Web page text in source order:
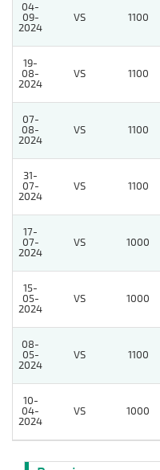
04-
09-
2024
VS 1100
19-
08-
2024
VS 1100
07-
08-
2024
VS 1100
31-
07-
2024
VS 1100
17-
07-
2024
VS 1000
15-
05-
2024
VS 1000
08-
05-
2024
VS 1100
10-
04-
2024
VS 1000